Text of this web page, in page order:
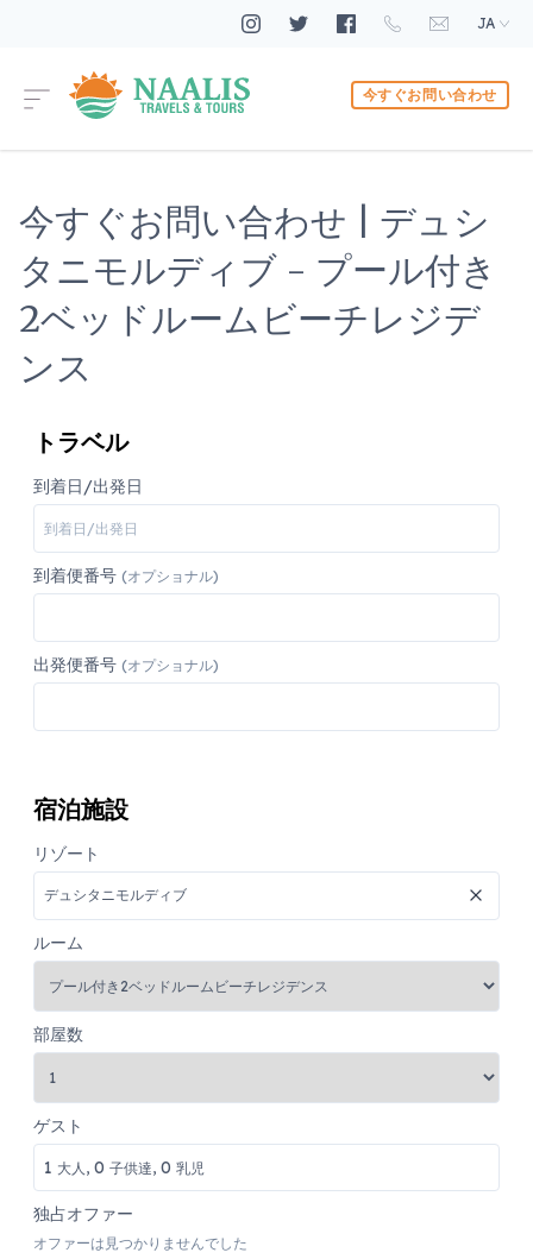
JA
今すぐお問い合わせ
今すぐお問い合わせ | デュシ
タニモルディブ - プール付き
2ベッドルームビーチレジデ
ンス
トラベル
到着日/出発日
到着便番号 (オプショナル)
出発便番号 (オプショナル)
宿泊施設
リゾート
ルーム
部屋数
ゲスト
1 大人, 0 子供達, 0 乳児
独占オファー
オファーは見つかりませんでした